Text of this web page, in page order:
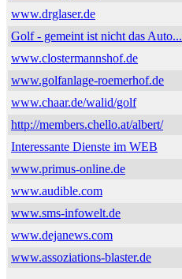
www.drglaser.de
Golf - gemeint ist nicht das Auto...
www.clostermannshof.de
www.golfanlage-roemerhof.de
www.chaar.de/walid/golf
http://members.chello.at/albert/
Interessante Dienste im WEB
www.primus-online.de
www.audible.com
www.sms-infowelt.de
www.dejanews.com
www.assoziations-blaster.de